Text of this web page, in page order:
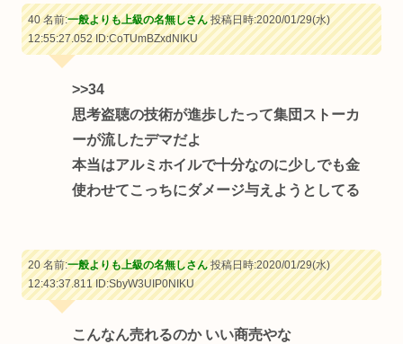
40 名前:一般よりも上級の名無しさん投稿日時:2020/01/29(水)
12:55:27.052ID:CoTUmBZxdNIKU
>>34
思考盗聴の技術が進歩したって集団ストーカ
ーが流したデマだよ
本当はアルミホイルで十分なのに少しでも金
使わせてこっちにダメージ与えようとしてる
20 名前:一般よりも上級の名無しさん投稿日時:2020/01/29(水)
12:43:37.811ID:SbyW3UIP0NIKU
こんなん売れるのか いい商売やな